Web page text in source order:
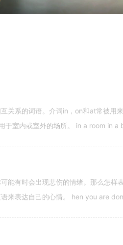
关系的词语。介词in，on和at常被用
于室内或室外的场所。 in a room in a
能有时会出现悲伤的情绪。那么怎样
来表达自己的心情。 hen you are